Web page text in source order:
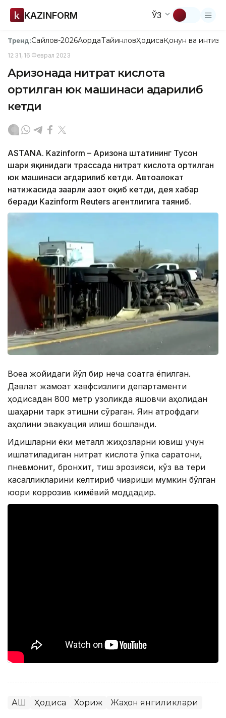
KAZINFORM ЎЗ
Тренд:Сайлов-2026АқордаТайинловҲодисаҚонун ва
12:31, 16 Феврал 2023
Аризонада нитрат кислота
ортилган юк машинаси ағдарилиб
кетди
ASTANA. Kazinform – Аризона штатининг Тусон
шаҳри яқинидаги трассада нитрат кислота ортилган
юк машинаси ағдарилиб кетди. Автоҳалокат
натижасида заҳарли азот оқиб кетди, дея хабар
беради Kazinform Reuters агентлигига таяниб.
Воқеа жойидаги йўл бир неча соатга ёпилган.
Давлат жамоат хавфсизлиги департаменти
ҳодисадан 800 метр узоқликда яшовчи аҳолидан
шаҳарни тарк этишни сўраган. Яқин атрофдаги
аҳолини эвакуация қилиш бошланди.
Идишларни ёки металл жиҳозларни ювиш учун
ишлатиладиган нитрат кислота ўпка саратони,
пневмонит, бронхит, тиш эрозияси, кўз ва тери
касалликларини келтириб чиқариши мумкин бўлган
юқори коррозив кимёвий моддадир.
АҚШ Ҳодиса Хориж Жаҳон янгиликлари